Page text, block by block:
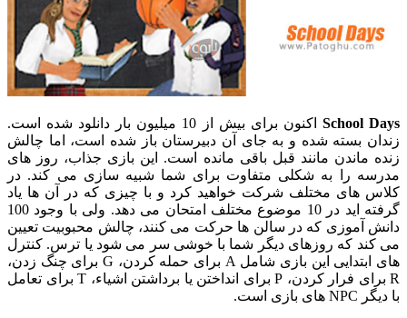
School Days
اکنون برای بیش از 10 میلیون بار دانلود شده است.
زندان بسته شده و به جای آن دبیرستان باز شده است، اما چالش
زنده ماندن مانند قبل باقی مانده است. این بازی جذاب، روز های
مدرسه را به شکلی متفاوت برای شما شبیه سازی می کند. در
کلاس های مختلف شرکت خواهید کرد و با چیزی که در آن ها یاد
گرفته اید در 10 موضوع مختلف امتحان می دهد. ولی با وجود 100
دانش آموزی که در سالن ها حرکت می کنند، چالش محبوبیت تعیین
می کند که روزهای دیگر شما با خوشی سر می شود یا ترس. کنترل
های ابتدایی این بازی شامل A برای حمله کردن، G برای چنگ زدن،
R برای فرار کردن، P برای انداختن یا برداشتن اشیاء، T برای تعامل
با دیگر NPC های بازی است.